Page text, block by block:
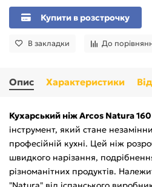
Купити в розстрочку
В закладки До
Опис Характеристики
Кухарський ніж Arcos Natura
інструмент, який стане
професійній кухні. Цей ніж
швидкого нарізання,
різноманітних продуктів.